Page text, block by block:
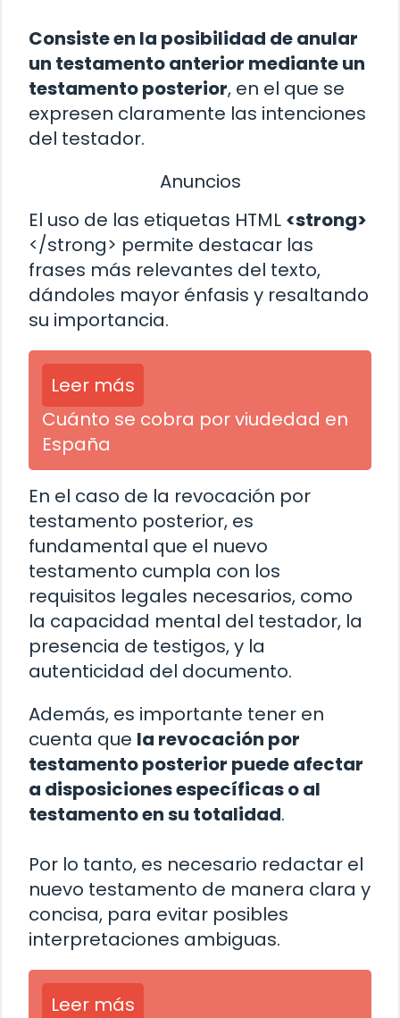
Consiste en la posibilidad de anular
un testamento anterior mediante un
testamento posterior, en el que se
expresen claramente las intenciones
del testador.
Anuncios
El uso de las etiquetas HTML <strong>
</strong> permite destacar las
frases más relevantes del texto,
dándoles mayor énfasis y resaltando
su importancia.
Leer más
Cuánto se cobra por viudedad en
España
En el caso de la revocación por
testamento posterior, es
fundamental que el nuevo
testamento cumpla con los
requisitos legales necesarios, como
la capacidad mental del testador, la
presencia de testigos, y la
autenticidad del documento.
Además, es importante tener en
cuenta que la revocación por
testamento posterior puede afectar
a disposiciones específicas o al
testamento en su totalidad.
Por lo tanto, es necesario redactar el
nuevo testamento de manera clara y
concisa, para evitar posibles
interpretaciones ambiguas.
Leer más